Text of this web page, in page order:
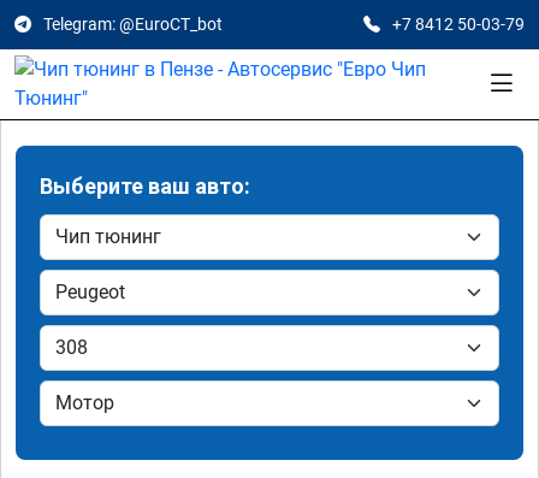
Telegram: @EuroCT_bot +7 8412 50-03-79
Выберите ваш авто: